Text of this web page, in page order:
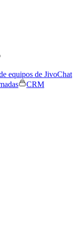
equipos de JivoChat
CRM